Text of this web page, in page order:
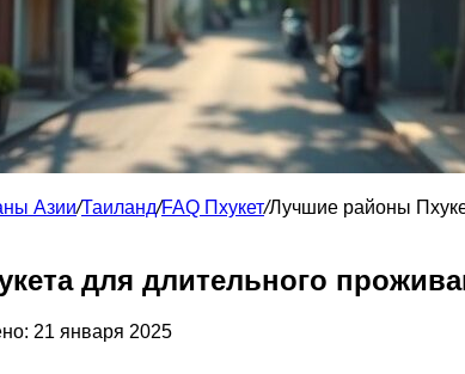
Азии/Таиланд/FAQ Пхукет/Лучшие районы
для длительного
21 января 2025